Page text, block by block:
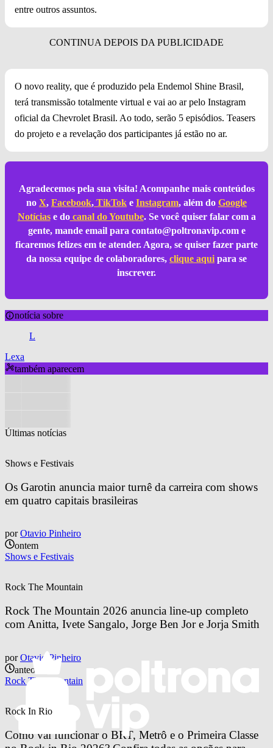
entre outros assuntos.
O novo reality, que é produzido pela Endemol Shine Brasil,
terá transmissão totalmente virtual e vai ao ar pelo Instagram
oficial da Chevrolet Brasil. Ao todo, serão 5 episódios. Teasers
do projeto e a revelação dos participantes já estão no ar.
Agradecemos pela sua visita! Acompanhe mais conteúdos
no X, Facebook, TikTok e Instagram, além do Google
Notíciase docanal do Youtube. Se você quiser falar com a
gente, mande email para contato@poltronavip.come
ficaremos felizes em te atender. Agora, se quiser fazer parte
da nossa equipe de colaboradores, clique aqui para se
inscrever.
notícia sobre
L
Lexa
também aparecem
Últimas notícias
Shows e Festivais
Os Garotin anuncia maior turnê da carreira com shows
em quatro capitais brasileiras
por Otavio Pinheiro
ontem
Shows e Festivais
Rock The Mountain
Rock The Mountain 2026 anuncia line-up completo
com Anitta, Ivete Sangalo, Jorge Ben Jor e Jorja Smith
por Otavio Pinheiro
anteontem
Rock The Mountain
Rock In Rio
Como vai funcionar o BRT, Metrô e o Primeira Classe